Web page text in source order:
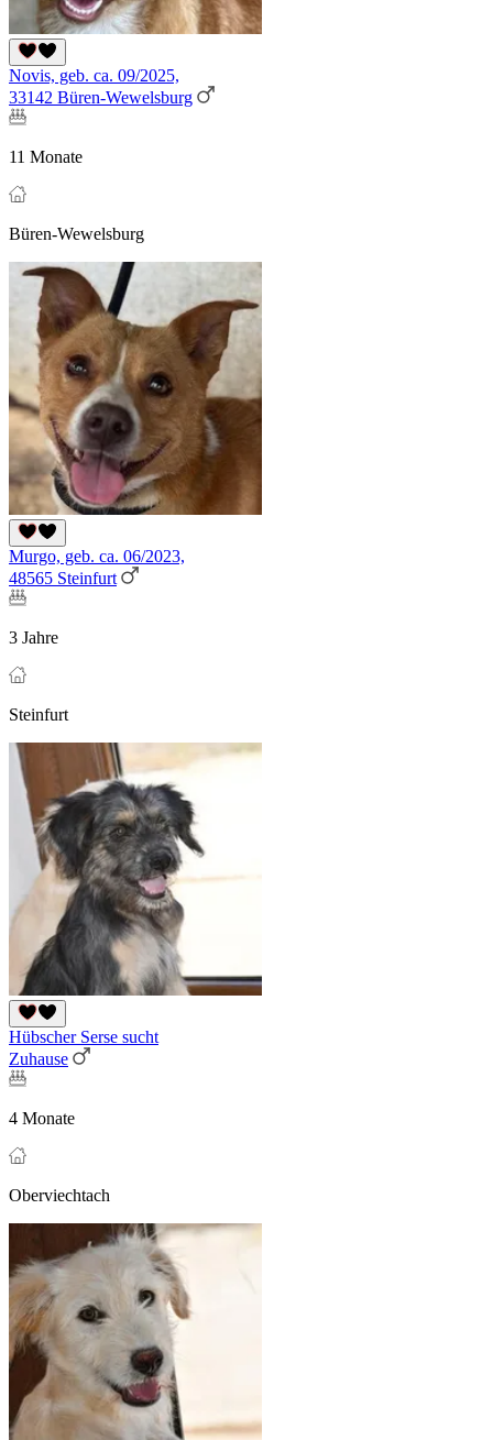
Novis, geb. ca. 09/2025,
33142 Büren-Wewelsburg
11 Monate
Büren-Wewelsburg
Murgo, geb. ca. 06/2023,
48565 Steinfurt
3 Jahre
Steinfurt
Hübscher Serse sucht
Zuhause
4 Monate
Oberviechtach